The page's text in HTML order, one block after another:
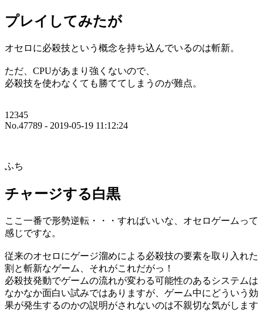
プレイしてみたが
オセロに必殺技という概念を持ち込んでいるのは斬新。
ただ、CPUがあまり強くないので、
必殺技を使わなくても勝ててしまうのが難点。
12345
No.47789 - 2019-05-19 11:12:24
ふち
チャージする白黒
ここ一番で形勢逆転・・・すればいいな、オセロゲームって
感じですな。
従来のオセロにゲージ溜めによる必殺技の要素を取り入れた
割と斬新なゲーム、それがこれだがっ！
必殺技発動でゲームの流れが変わる可能性のあるシステムは
なかなか面白い試みではありますが、ゲーム中にどういう効
果が発生するのかの説明がされないのは不親切な気がします